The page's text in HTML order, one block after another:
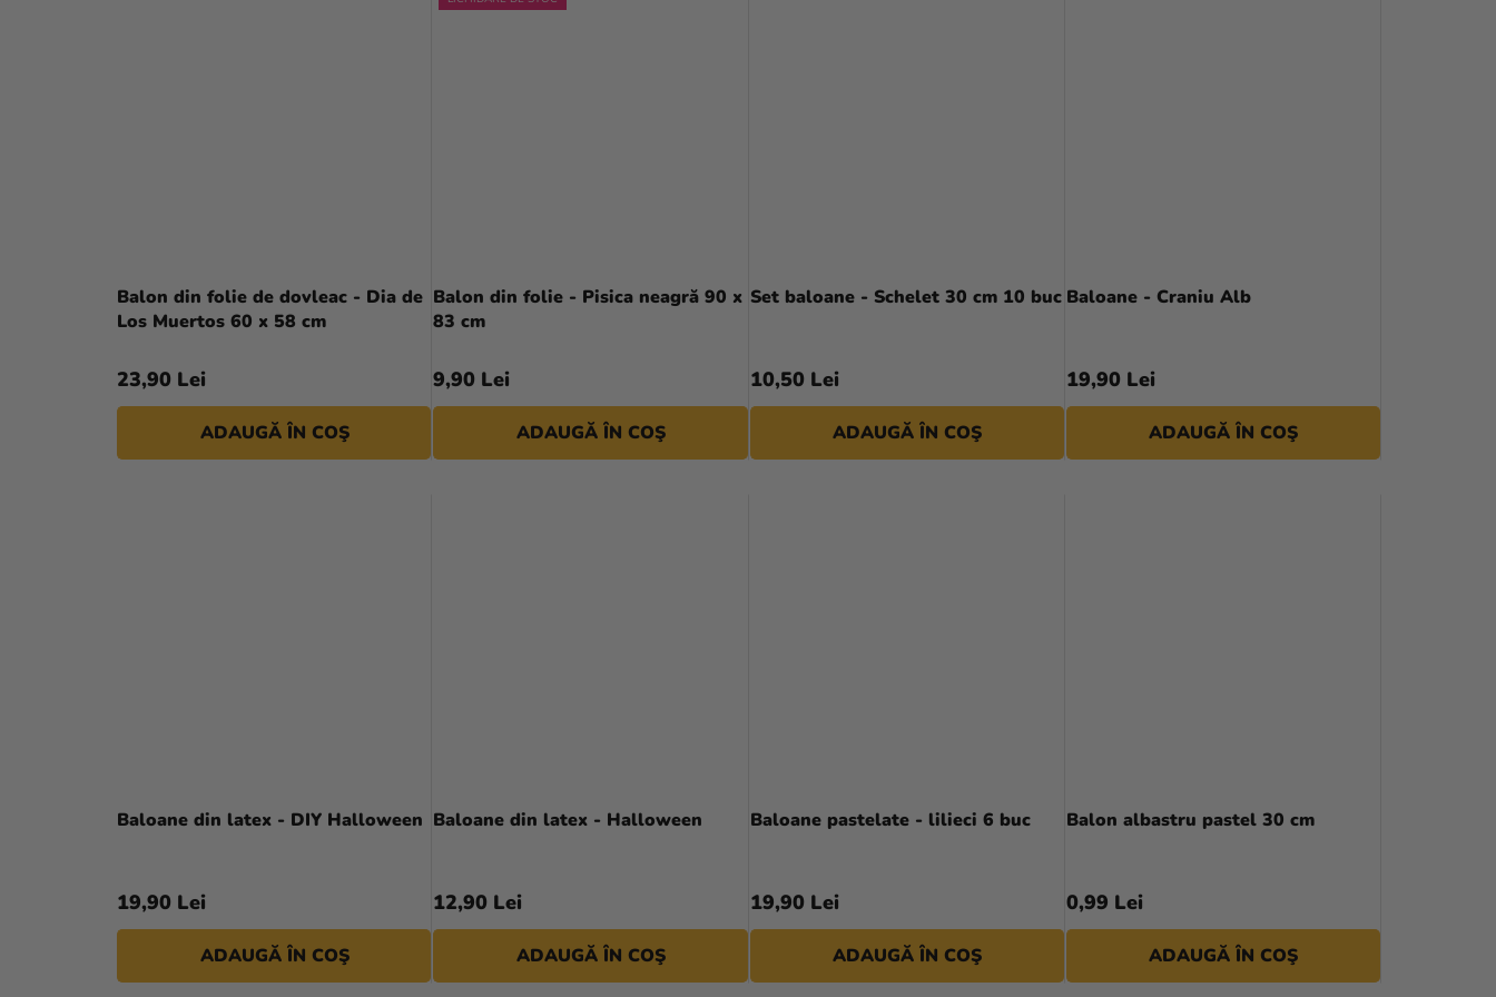
Balon din folie de dovleac - Dia de
Los Muertos 60 x 58 cm
23,90 Lei
ADAUGĂ ÎN COŞ
Balon din folie - Pisica neagră 90 x
83 cm
9,90 Lei
ADAUGĂ ÎN COŞ
Set baloane - Schelet 30 cm 10 buc
10,50 Lei
ADAUGĂ ÎN COŞ
Baloane - Craniu Alb
19,90 Lei
ADAUGĂ ÎN COŞ
Baloane din latex - DIY Halloween
19,90 Lei
ADAUGĂ ÎN COŞ
Baloane din latex - Halloween
12,90 Lei
ADAUGĂ ÎN COŞ
Baloane pastelate - lilieci 6 buc
19,90 Lei
ADAUGĂ ÎN COŞ
Balon albastru pastel 30 cm
0,99 Lei
ADAUGĂ ÎN COŞ